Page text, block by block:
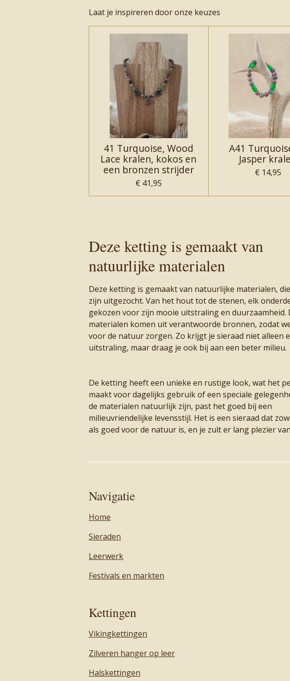
Laat je inspireren door onze keuzes
41 Turquoise, Wood
Lace kralen, kokos en
een bronzen strijder
€ 41,95
A41
Jasper
€ 14,95
Deze ketting is gemaakt van
natuurlijke materialen
Deze ketting is gemaakt van natuurlijke materialen,
zijn uitgezocht. Van het hout tot de stenen, elk
gekozen voor zijn mooie uitstraling en duurzaamheid.
materialen komen uit verantwoorde bronnen, zodat
voor de natuur zorgen. Zo krijgt je sieraad niet alleen
uitstraling, maar draag je ook bij aan een beter milieu.
De ketting heeft een unieke en rustige look, wat het
maakt voor dagelijks gebruik of een speciale
de materialen natuurlijk zijn, past het goed bij een
milieuvriendelijke levensstijl. Het is een sieraad dat
als goed voor de natuur is, en je zult er lang plezier
Navigatie
Home
Sieraden
Leerwerk
Festivals en markten
Kettingen
Vikingkettingen
Zilveren hanger op leer
Halskettingen